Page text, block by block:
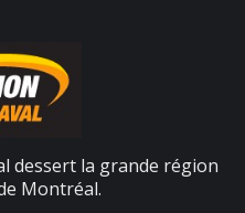
dessert la grande région
Montréal.